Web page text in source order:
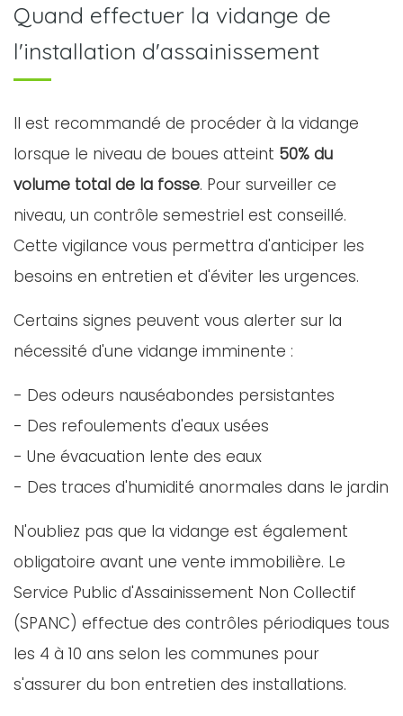
Quand effectuer la vidange de
l'installation d'assainissement
Il est recommandé de procéder à la vidange
lorsque le niveau de boues atteint 50% du
volume total de la fosse. Pour surveiller ce
niveau, un contrôle semestriel est conseillé.
Cette vigilance vous permettra d'anticiper les
besoins en entretien et d'éviter les urgences.
Certains signes peuvent vous alerter sur la
nécessité d'une vidange imminente :
- Des odeurs nauséabondes persistantes
- Des refoulements d'eaux usées
- Une évacuation lente des eaux
- Des traces d'humidité anormales dans le jardin
N'oubliez pas que la vidange est également
obligatoire avant une vente immobilière. Le
Service Public d'Assainissement Non Collectif
(SPANC) effectue des contrôles périodiques tous
les 4 à 10 ans selon les communes pour
s'assurer du bon entretien des installations.